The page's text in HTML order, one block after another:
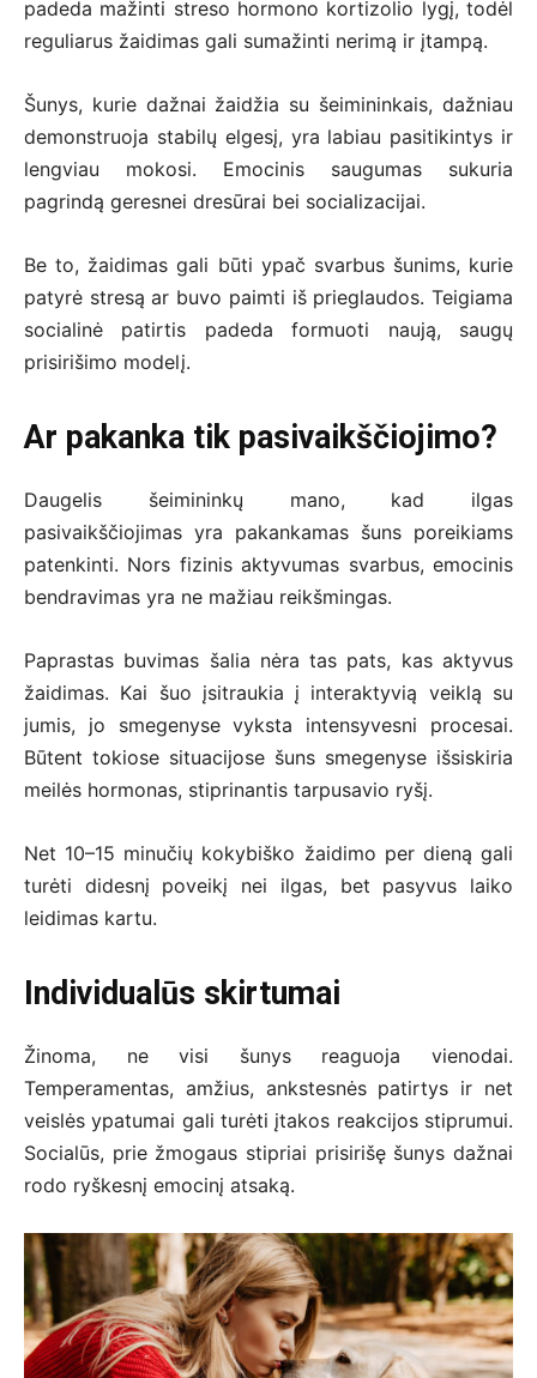
padeda mažinti streso hormono kortizolio lygį, todėl
reguliarus žaidimas gali sumažinti nerimą ir įtampą.
Šunys, kurie dažnai žaidžia su šeimininkais, dažniau
demonstruoja stabilų elgesį, yra labiau pasitikintys ir
lengviau mokosi. Emocinis saugumas sukuria
pagrindą geresnei dresūrai bei socializacijai.
Be to, žaidimas gali būti ypač svarbus šunims, kurie
patyrė stresą ar buvo paimti iš prieglaudos. Teigiama
socialinė patirtis padeda formuoti naują, saugų
prisirišimo modelį.
Ar pakanka tik pasivaikščiojimo?
Daugelis šeimininkų mano, kad ilgas
pasivaikščiojimas yra pakankamas šuns poreikiams
patenkinti. Nors fizinis aktyvumas svarbus, emocinis
bendravimas yra ne mažiau reikšmingas.
Paprastas buvimas šalia nėra tas pats, kas aktyvus
žaidimas. Kai šuo įsitraukia į interaktyvią veiklą su
jumis, jo smegenyse vyksta intensyvesni procesai.
Būtent tokiose situacijose šuns smegenyse išsiskiria
meilės hormonas, stiprinantis tarpusavio ryšį.
Net 10–15 minučių kokybiško žaidimo per dieną gali
turėti didesnį poveikį nei ilgas, bet pasyvus laiko
leidimas kartu.
Individualūs skirtumai
Žinoma, ne visi šunys reaguoja vienodai.
Temperamentas, amžius, ankstesnės patirtys ir net
veislės ypatumai gali turėti įtakos reakcijos stiprumui.
Socialūs, prie žmogaus stipriai prisirišę šunys dažnai
rodo ryškesnį emocinį atsaką.